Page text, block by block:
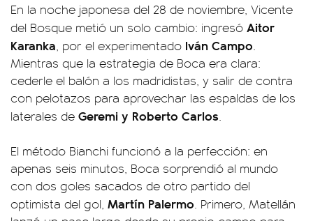
En la noche japonesa del 28 de noviembre, Vicente
del Bosque metió un solo cambio: ingresó Aitor
Karanka, por el experimentado Iván Campo.
Mientras que la estrategia de Boca era clara:
cederle el balón a los madridistas, y salir de contra
con pelotazos para aprovechar las espaldas de los
laterales de Geremi y Roberto Carlos.
El método Bianchi funcionó a la perfección: en
apenas seis minutos, Boca sorprendió al mundo
con dos goles sacados de otro partido del
optimista del gol, Martín Palermo. Primero, Matellán